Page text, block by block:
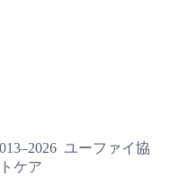
ユーファイ協
ケア